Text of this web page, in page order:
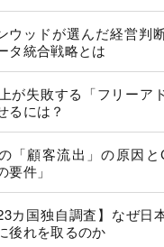
ウッドが選んだ経営判
タ統合戦略とは
が失敗する「フリーア
るには？
「顧客流出」の原因
要件」
カ国独自調査】なぜ日
後れを取るのか